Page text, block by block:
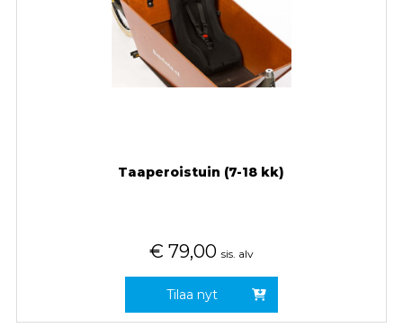
Taaperoistuin (7-18 kk)
€ 79,00 sis. alv
Tilaa nyt